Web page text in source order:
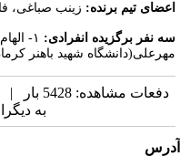
تیم برنده:زینب صباغی،
نفر برگزیده انفرادی:
شهید باهنر کرمان) ۳- حمید سلیمانی(دانشگاه
دفعات مشاهده: 5428 بار |
به دیگران: 0